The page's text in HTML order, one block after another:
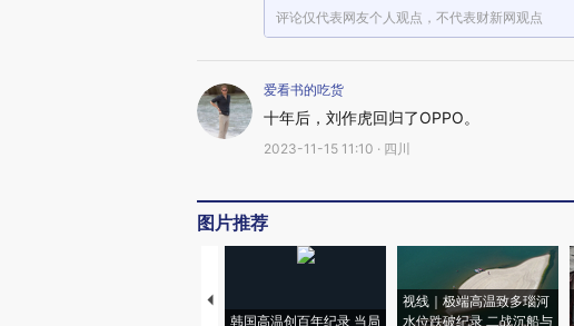
评论仅代表网友个人观点，不代表财新网观点
爱看书的吃货
十年后，刘作虎回归了OPPO。
2023-11-15 11:10 · 四川
图片推荐
韩国高温创百年纪录 当局
视线｜极端高温致多瑙河
水位跌破纪录 二战沉船与